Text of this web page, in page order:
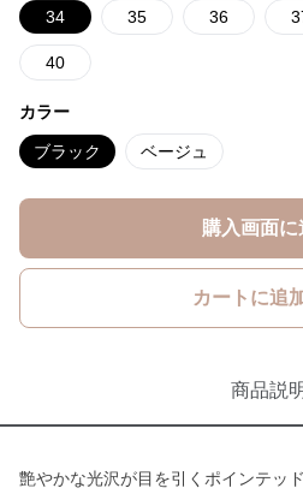
34 35 36
40
カラー
ブラック ベージュ
購入画面に
カートに追
商品説
艶やかな光沢が目を引くポインテッ